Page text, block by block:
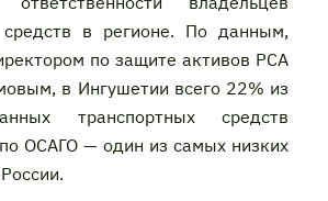
средств в регионе. По данным,
по защите активов РСА
в Ингушетии всего 22% из
транспортных средств
ОСАГО — один из самых низких